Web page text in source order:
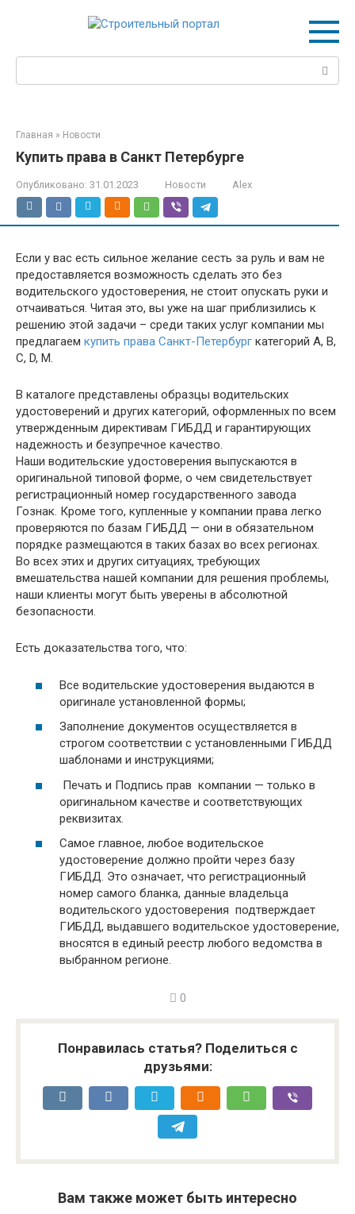
Поиск:
Главная » Новости
Купить права в Санкт Петербурге
Опубликовано: 31.01.2023 Новости Alex
Если у вас есть сильное желание сесть за руль и вам не
предоставляется возможность сделать это без
водительского удостоверения, не стоит опускать руки и
отчаиваться. Читая это, вы уже на шаг приблизились к
решению этой задачи – среди таких услуг компании мы
предлагаем купить права Санкт-Петербург категорий А, В,
С, D, М.
В каталоге представлены образцы водительских
удостоверений и других категорий, оформленных по всем
утвержденным директивам ГИБДД и гарантирующих
надежность и безупречное качество.
Наши водительские удостоверения выпускаются в
оригинальной типовой форме, о чем свидетельствует
регистрационный номер государственного завода
Гознак. Кроме того, купленные у компании права легко
проверяются по базам ГИБДД — они в обязательном
порядке размещаются в таких базах во всех регионах.
Во всех этих и других ситуациях, требующих
вмешательства нашей компании для решения проблемы,
наши клиенты могут быть уверены в абсолютной
безопасности.
Есть доказательства того, что:
Все водительские удостоверения выдаются в
оригинале установленной формы;
Заполнение документов осуществляется в
строгом соответствии с установленными ГИБДД
шаблонами и инструкциями;
Печать и Подпись прав компании — только в
оригинальном качестве и соответствующих
реквизитах.
Самое главное, любое водительское
удостоверение должно пройти через базу
ГИБДД. Это означает, что регистрационный
номер самого бланка, данные владельца
водительского удостоверения подтверждает
ГИБДД, выдавшего водительское удостоверение,
вносятся в единый реестр любого ведомства в
выбранном регионе.
0
Понравилась статья? Поделиться с
друзьями:
Вам также может быть интересно